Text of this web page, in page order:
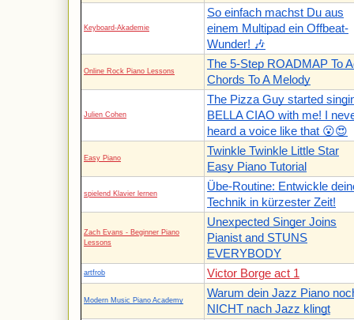
Keyboard-Akademie
So einfach machst Du aus
einem Multipad ein Offbeat-
Wunder! 🎶
Online Rock Piano Lessons
The 5-Step ROADMAP To
Chords To A Melody
Julien Cohen
The Pizza Guy started
BELLA CIAO with me! I
heard a voice like that 😮😍
Easy Piano
Twinkle Twinkle Little Star
Easy Piano Tutorial
spielend Klavier lernen
Übe-Routine: Entwickle
Technik in kürzester Zeit!
Zach Evans - Beginner Piano
Lessons
Unexpected Singer Joins
Pianist and STUNS
EVERYBODY
artfrob Victor Borge act 1
Modern Music Piano Academy
Warum dein Jazz Piano
NICHT nach Jazz klingt